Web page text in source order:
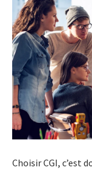
Choisir CGI, c’est